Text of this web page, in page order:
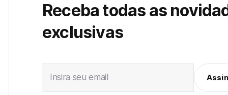
Receba todas as
exclusivas
Insira seu email